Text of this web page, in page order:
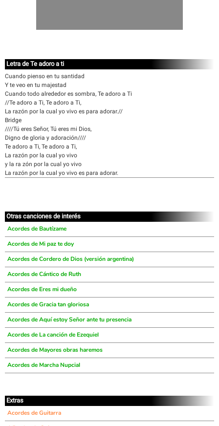
Letra de Te adoro a ti
Cuando pienso en tu santidad
Y te veo en tu majestad
Cuando todo alrededor es sombra, Te adoro a Ti
//Te adoro a Ti, Te adoro a Ti,
La razón por la cual yo vivo es para adorar.//
Bridge
////Tú eres Señor, Tú eres mi Dios,
Digno de gloria y adoración////
Te adoro a Ti, Te adoro a Ti,
La razón por la cual yo vivo
y la ra zón por la cual yo vivo
La razón por la cual yo vivo es para adorar.
Otras canciones de interés
Acordes de Bautízame
Acordes de Mi paz te doy
Acordes de Cordero de Dios (versión argentina)
Acordes de Cántico de Ruth
Acordes de Eres mi dueño
Acordes de Gracia tan gloriosa
Acordes de Aquí estoy Señor ante tu presencia
Acordes de La canción de Ezequiel
Acordes de Mayores obras haremos
Acordes de Marcha Nupcial
Extras
Acordes de Guitarra